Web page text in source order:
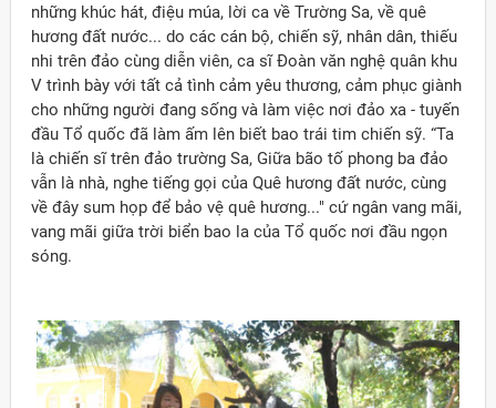
những khúc hát, điệu múa, lời ca về Trường Sa, về quê
hương đất nước... do các cán bộ, chiến sỹ, nhân dân, thiếu
nhi trên đảo cùng diễn viên, ca sĩ Đoàn văn nghệ quân khu
V trình bày với tất cả tình cảm yêu thương, cảm phục giành
cho những người đang sống và làm việc nơi đảo xa - tuyến
đầu Tổ quốc đã làm ấm lên biết bao trái tim chiến sỹ. “Ta
là chiến sĩ trên đảo trường Sa, Giữa bão tố phong ba đảo
vẫn là nhà, nghe tiếng gọi của Quê hương đất nước, cùng
về đây sum họp để bảo vệ quê hương..." cứ ngân vang mãi,
vang mãi giữa trời biển bao la của Tổ quốc nơi đầu ngọn
sóng.